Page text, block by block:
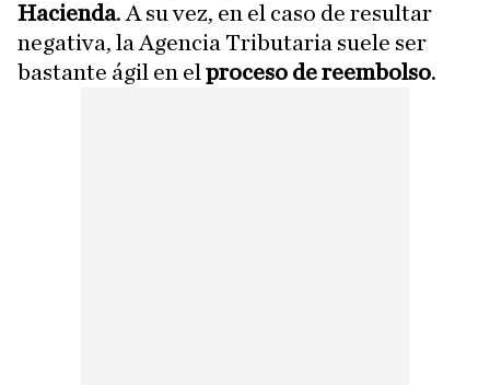
Hacienda. A su vez, en el caso de resultar
negativa, la Agencia Tributaria suele ser
bastante ágil en el proceso de reembolso.